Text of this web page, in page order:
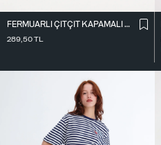
FERMUARLI ÇITÇIT KAPAMALI CÜZDAN CZDN118-F6
289,50TL